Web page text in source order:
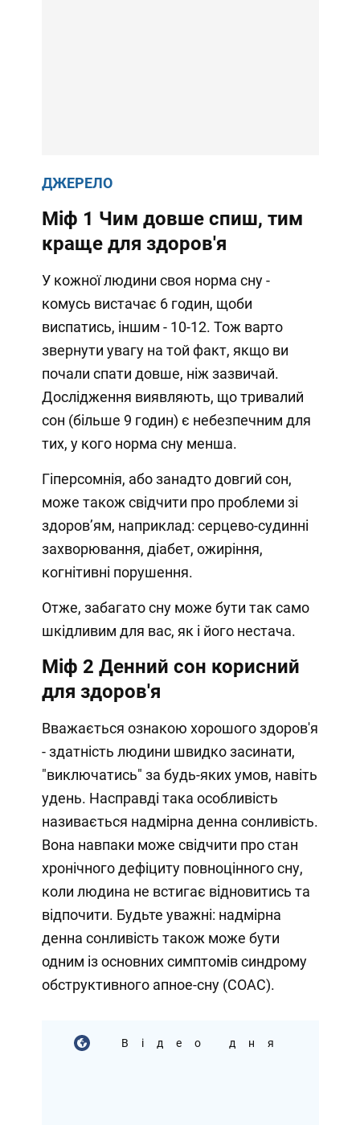
ДЖЕРЕЛО
Міф 1 Чим довше спиш, тим
краще для здоров'я
У кожної людини своя норма сну -
комусь вистачає 6 годин, щоби
виспатись, іншим - 10-12. Тож варто
звернути увагу на той факт, якщо ви
почали спати довше, ніж зазвичай.
Дослідження виявляють, що тривалий
сон (більше 9 годин) є небезпечним для
тих, у кого норма сну менша.
Гіперсомнія, або занадто довгий сон,
може також свідчити про проблеми зі
здоров’ям, наприклад: серцево-судинні
захворювання, діабет, ожиріння,
когнітивні порушення.
Отже, забагато сну може бути так само
шкідливим для вас, як і його нестача.
Міф 2 Денний сон корисний
для здоров'я
Вважається ознакою хорошого здоров'я
- здатність людини швидко засинати,
"виключатись" за будь-яких умов, навіть
удень. Насправді така особливість
називається надмірна денна сонливість.
Вона навпаки може свідчити про стан
хронічного дефіциту повноцінного сну,
коли людина не встигає відновитись та
відпочити. Будьте уважні: надмірна
денна сонливість також може бути
одним із основних симптомів синдрому
обструктивного апное-сну (СОАС).
Відео дня